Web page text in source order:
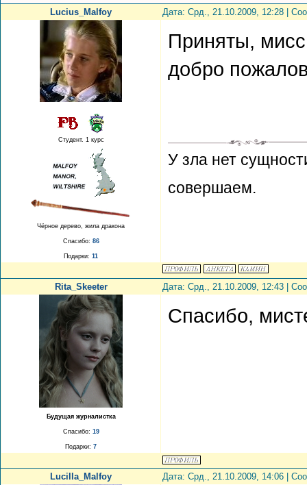
Lucius_Malfoy Дата: Срд., 21.10.2009, 12:28 |
Студент. 1 курс
Чёрное дерево, жила дракона
Спасибо: 86
Подарки: 11
Приняты,
добро
У зла нет
совершаем.
Rita_Skeeter Дата: Срд., 21.10.2009, 12:43 |
Будущая журналистка
Спасибо: 19
Подарки: 7
Спасибо,
Lucilla_Malfoy Дата: Срд., 21.10.2009, 14:06 |